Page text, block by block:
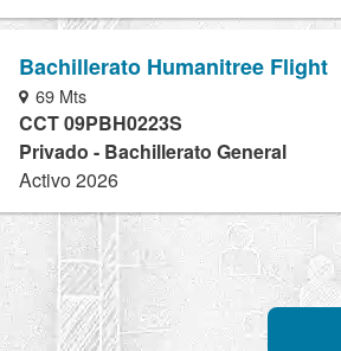
Bachillerato Humanitree Flight
69 Mts
CCT 09PBH0223S
Privado - Bachillerato General
Activo 2026